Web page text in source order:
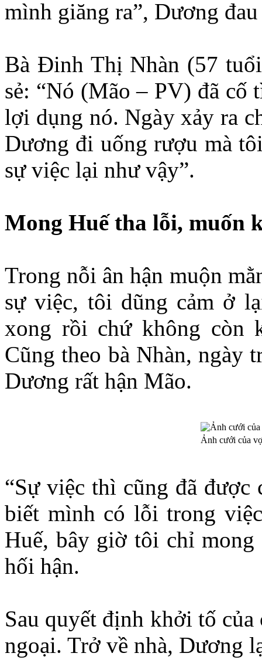
mình giăng ra”, Dương
Bà Đinh Thị Nhàn (57
sẻ: “Nó (Mão – PV) đã cố
lợi dụng nó. Ngày xảy ra
Dương đi uống rượu mà
sự việc lại như vậy”.
Mong Huế tha lỗi, muốn
Trong nỗi ân hận muộn
sự việc, tôi dũng cảm ở
xong rồi chứ không còn
Cũng theo bà Nhàn, ngày
Dương rất hận Mão.
Ảnh cưới của
“Sự việc thì cũng đã được
biết mình có lỗi trong
Huế, bây giờ tôi chỉ
hối hận.
Sau quyết định khởi tố
ngoại. Trở về nhà, Dương